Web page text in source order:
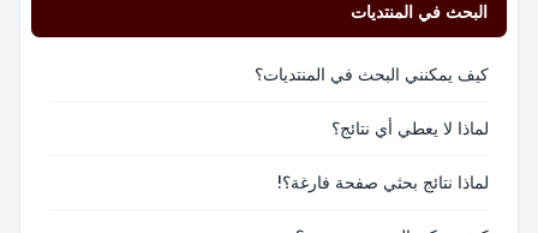
البحث في المنتديات
كيف يمكنني البحث في المنتديات؟
لماذا لا يعطي أي نتائج؟
لماذا نتائج بحثي صفحة فارغة؟!